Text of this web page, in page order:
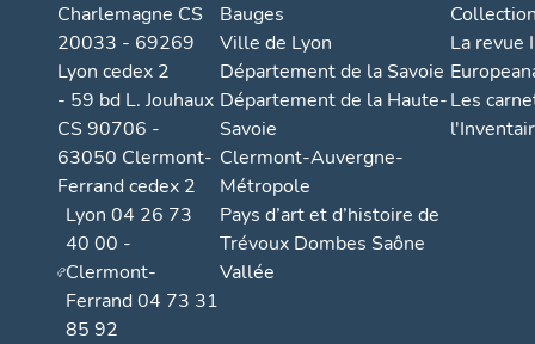
Charlemagne CS
20033 - 69269
Lyon cedex 2
- 59 bd L. Jouhaux
CS 90706 -
63050 Clermont-
Ferrand cedex 2
Lyon 04 26 73
40 00 -
Clermont-
Ferrand 04 73 31
85 92
Bauges
Ville de Lyon
Département de la Savoie
Département de la Haute-
Savoie
Clermont-Auvergne-
Métropole
Pays d’art et d’histoire de
Trévoux Dombes Saône
Vallée
La revue
Les